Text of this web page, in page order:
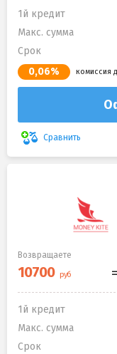
1й кредит
Макс. сумма
Срок
0,06% комиссия
Сравнить
Возвращаете
1й кредит
Макс. сумма
Срок